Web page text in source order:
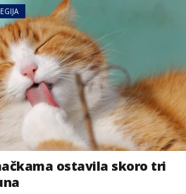
ostavila skoro tri
BIZNIS
Energetski